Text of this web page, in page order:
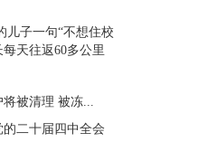
儿子一句“不想住校
每天往返60多公里
被清理 被冻...
二十届四中全会